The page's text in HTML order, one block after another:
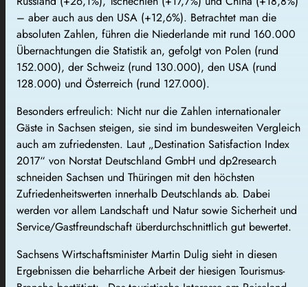
– aber auch aus den USA (+12,6%). Betrachtet man die
absoluten Zahlen, führen die Niederlande mit rund 160.000
Übernachtungen die Statistik an, gefolgt von Polen (rund
152.000), der Schweiz (rund 130.000), den USA (rund
128.000) und Österreich (rund 127.000).
Besonders erfreulich: Nicht nur die Zahlen internationaler
Gäste in Sachsen steigen, sie sind im bundesweiten Vergleich
auch am zufriedensten. Laut „Destination Satisfaction Index
2017“ von Norstat Deutschland GmbH und dp2research
schneiden Sachsen und Thüringen mit den höchsten
Zufriedenheitswerten innerhalb Deutschlands ab. Dabei
werden vor allem Landschaft und Natur sowie Sicherheit und
Service/Gastfreundschaft überdurchschnittlich gut bewertet.
Sachsens Wirtschaftsminister Martin Dulig sieht in diesen
Ergebnissen die beharrliche Arbeit der hiesigen Tourismus-